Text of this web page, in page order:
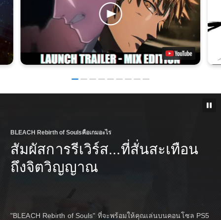
BLEACH Rebirth of Soulsคือเกมอะไร
สัมผัสการรีเวิร์ส...ที่สั่นสะเทือน
ถึงจิตวิญญาณ
"BLEACH Rebirth of Souls" ที่จะพร้อมให้คุณเล่นบนคอนโซล PS5